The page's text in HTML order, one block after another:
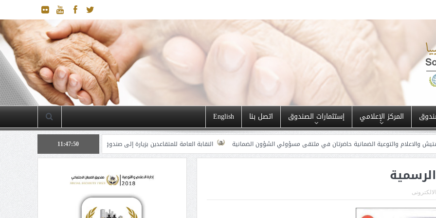
المركز الإعلامي إستثمارات الصندوق اتصل بنا English
والتوعية الضمانية حاضرتان في ملتقى مسؤولي الشؤون الضمانية النقابة العامة للمتقاعدين بزيارة إلى صندوق الضمان الاجتماعي تشكيل جديد .. النعاس:
11:47:51
الالكترونى